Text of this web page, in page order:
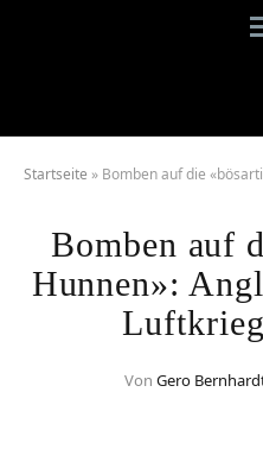
Startseite » Bomben auf die «bösartigen
Bomben auf
Hunnen»:
Von Gero